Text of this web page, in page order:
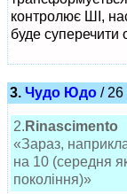
контролює ШІ,
буде суперечити
3. Чудо Юдо / 26
2. Rinascimento
«Зараз,
на 10 (середня
покоління)»